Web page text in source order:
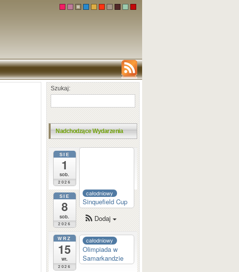
Szukaj:
Nadchodzące Wydarzenia
SIE
1
sob.
2026
SIE
8
sob.
2026
całodniowy
Sinquefield Cup
WRZ
15
wt.
2026
całodniowy
Olimpiada w
Samarkandzie
Dodaj